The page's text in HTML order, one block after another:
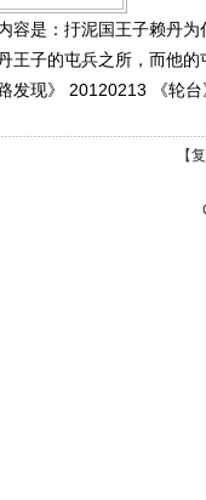
容是：扜泥国王子赖丹
王子的屯兵之所，而他
发现》 20120213 《轮台
【